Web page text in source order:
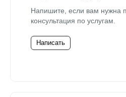
Напишите, если вам нужна
консультация по услугам.
Написать